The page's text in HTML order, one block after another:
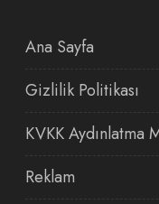
Ana Sayfa
Gizlilik Politikası
KVKK Aydınlatma
Reklam